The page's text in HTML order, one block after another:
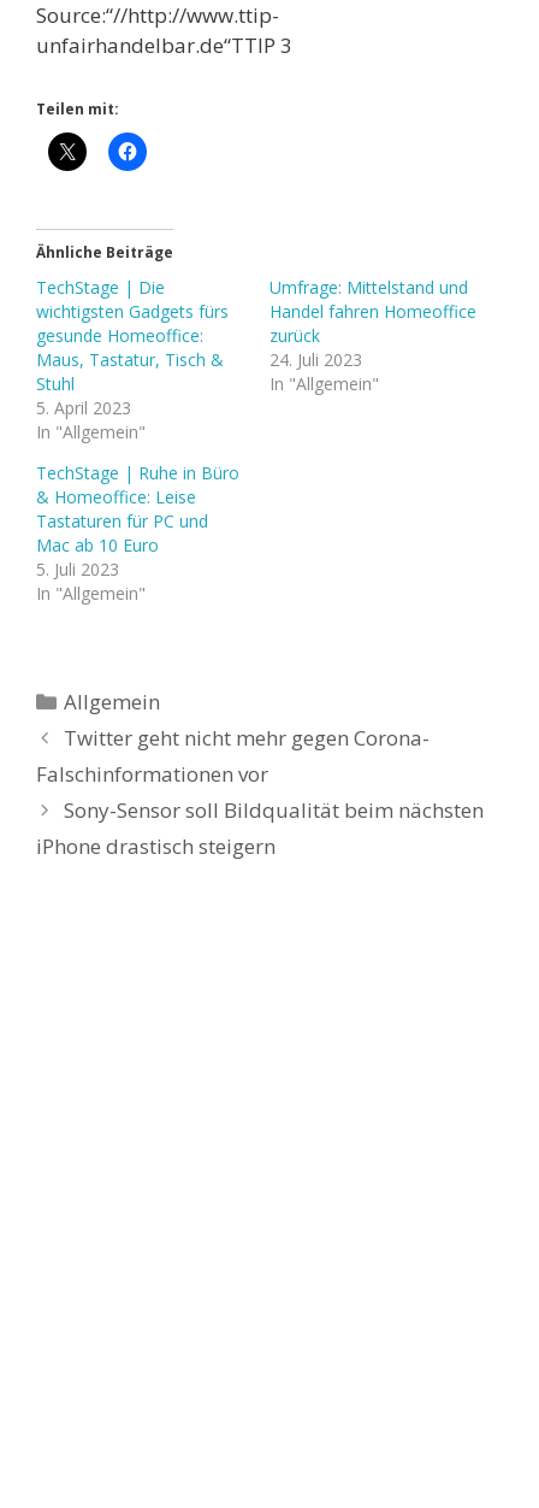
Source:“//http://www.ttip-
unfairhandelbar.de“TTIP 3
Teilen mit:
Ähnliche Beiträge
TechStage | Die
wichtigsten Gadgets fürs
gesunde Homeoffice:
Maus, Tastatur, Tisch &
Stuhl
5. April 2023
In "Allgemein"
Umfrage: Mittelstand und
Handel fahren Homeoffice
zurück
24. Juli 2023
In "Allgemein"
TechStage | Ruhe in Büro
& Homeoffice: Leise
Tastaturen für PC und
Mac ab 10 Euro
5. Juli 2023
In "Allgemein"
Kategorien
Allgemein
Twitter geht nicht mehr gegen Corona-
Falschinformationen vor
Sony-Sensor soll Bildqualität beim nächsten
iPhone drastisch steigern